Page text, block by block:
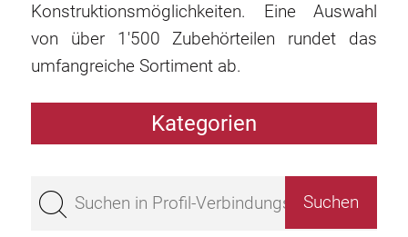
Konstruktionsmöglichkeiten. Eine Auswahl
von über 1'500 Zubehörteilen rundet das
umfangreiche Sortiment ab.
Kategorien
Bestseller